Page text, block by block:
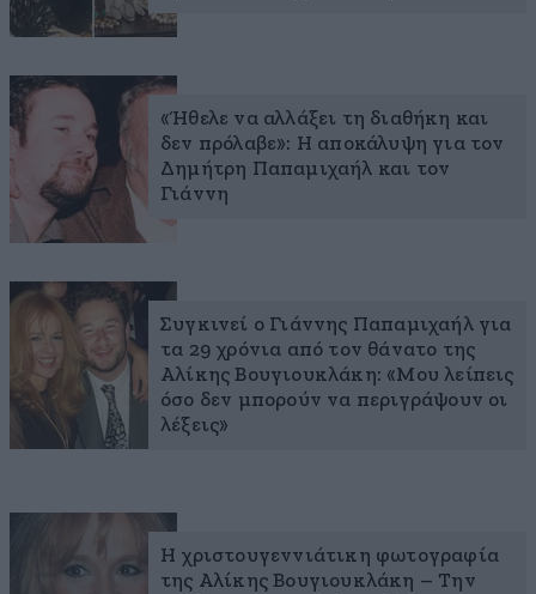
«Ήθελε να αλλάξει τη διαθήκη και
δεν πρόλαβε»: Η αποκάλυψη για τον
Δημήτρη Παπαμιχαήλ και τον
Γιάννη
Συγκινεί ο Γιάννης Παπαμιχαήλ για
τα 29 χρόνια από τον θάνατο της
Αλίκης Βουγιουκλάκη: «Μου λείπεις
όσο δεν μπορούν να περιγράψουν οι
λέξεις»
Η χριστουγεννιάτικη φωτογραφία
της Αλίκης Βουγιουκλάκη – Την